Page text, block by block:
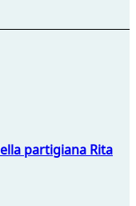
partigiana Rita